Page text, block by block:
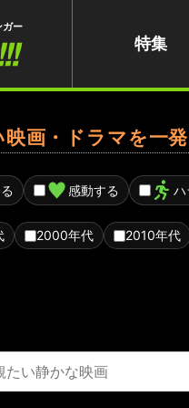
ガー
特集
画・ドラマを一
感動する ハ
2000年代 2010年代